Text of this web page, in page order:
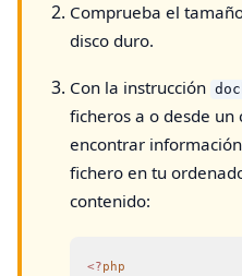
Comprueba el
disco duro.
Con la instrucción
ficheros a o desde un
encontrar
fichero en tu
contenido:
<?php